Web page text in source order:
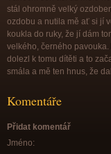
stál ohromně velký
ozdobu a nutila mě ať si jí
koukla do ruky, že jí dám
velkého, černého
dolezl k tomu dítěti a to
smála a mě ten hnus, že
Komentáře
Přidat komentář
Jméno: